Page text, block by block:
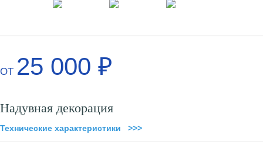
ОТ 25 000 ₽
Надувная декорация
Технические характеристики >>>